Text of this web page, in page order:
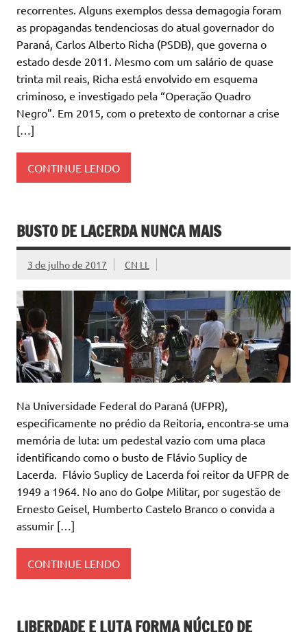
recorrentes. Alguns exemplos dessa demagogia foram
as propagandas tendenciosas do atual governador do
Paraná, Carlos Alberto Richa (PSDB), que governa o
estado desde 2011. Mesmo com um salário de quase
trinta mil reais, Richa está envolvido em esquema
criminoso, e investigado pela “Operação Quadro
Negro”. Em 2015, com o pretexto de contornar a crise
[…]
CONTINUE LENDO
BUSTO DE LACERDA NUNCA MAIS
3 de julho de 2017 CN LL
Na Universidade Federal do Paraná (UFPR),
especificamente no prédio da Reitoria, encontra-se uma
memória de luta: um pedestal vazio com uma placa
identificando como o busto de Flávio Suplicy de
Lacerda. Flávio Suplicy de Lacerda foi reitor da UFPR de
1949 a 1964. No ano do Golpe Militar, por sugestão de
Ernesto Geisel, Humberto Castelo Branco o convida a
assumir […]
CONTINUE LENDO
LIBERDADE E LUTA FORMA NÚCLEO DE